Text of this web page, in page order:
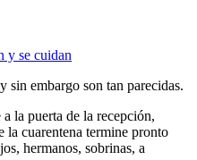
sin embargo son tan parecidas.
la puerta de la recepción,
la cuarentena termine pronto
hermanos, sobrinas, a